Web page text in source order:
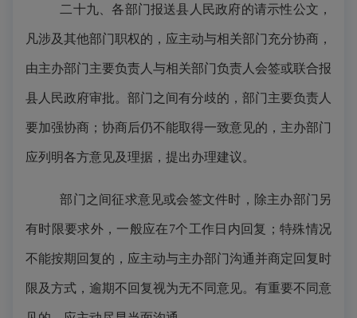
二十九、各部门报送县人民政府的请示性公文，
凡涉及其他部门职权的，应主动与相关部门充分协商，
由主办部门主要负责人与相关部门负责人会签或联合报
县人民政府审批。部门之间有分歧的，部门主要负责人
要加强协商；协商后仍不能取得一致意见的，主办部门
应列明各方意见及理据，提出办理建议。
部门之间征求意见或会签文件时，除主办部门另
有时限要求外，一般应在7个工作日内回复；特殊情况
不能按期回复的，应主动与主办部门沟通并商定回复时
限及方式，逾期不回复视为无不同意见。有重要不同意